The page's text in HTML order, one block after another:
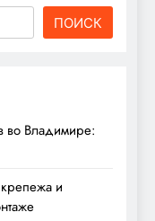
ПОИСК
во Владимире:
и